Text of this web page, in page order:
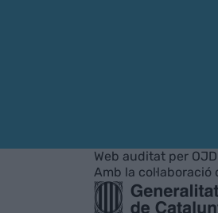
Web auditat per
Amb la col·laboració